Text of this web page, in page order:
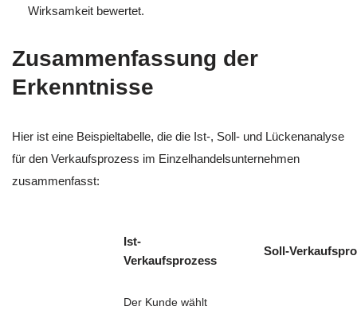
Wirksamkeit bewertet.
Zusammenfassung der
Erkenntnisse
Hier ist eine Beispieltabelle, die die Ist-, Soll- und Lückenanalyse
für den Verkaufsprozess im Einzelhandelsunternehmen
zusammenfasst:
Ist-
Verkaufsprozess
Soll-
Der Kunde wählt